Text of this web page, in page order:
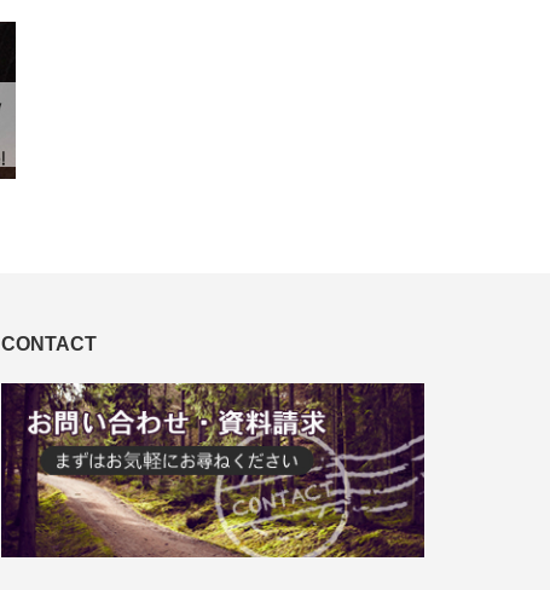
CONTACT